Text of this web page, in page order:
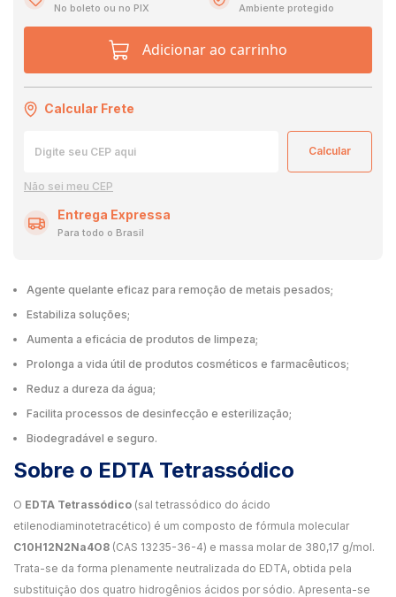
No boleto ou no PIX Ambiente protegido
Adicionar ao carrinho
Calcular Frete
Não sei meu CEP
Entrega Expressa
Para todo o Brasil
Agente quelante eficaz para remoção de metais pesados;
Estabiliza soluções;
Aumenta a eficácia de produtos de limpeza;
Prolonga a vida útil de produtos cosméticos e farmacêuticos;
Reduz a dureza da água;
Facilita processos de desinfecção e esterilização;
Biodegradável e seguro.
Sobre o EDTA Tetrassódico
O EDTA Tetrassódico (sal tetrassódico do ácido
etilenodiaminotetracético) é um composto de fórmula molecular
C10H12N2Na4O8 (CAS 13235-36-4) e massa molar de 380,17 g/mol.
Trata-se da forma plenamente neutralizada do EDTA, obtida pela
substituição dos quatro hidrogênios ácidos por sódio. Apresenta-se